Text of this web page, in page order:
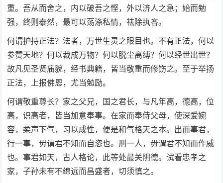
重。吾从而舍之，内以破吾之悭，外以济人之急；始而勉
强，终则泰然，最可以荡涤私情，祛除执吝。
何谓护持正法？法者，万世生灵之眼目也。不有正法，何以
参赞天地？何以裁成万物？何以脱尘离缚？何以经世出世？
故凡见圣贤庙貌，经书典籍，皆当敬重而修饬之。至于举扬
正法，上报佛恩，尤当勉励。
何谓敬重尊长？家之父兄，国之君长，与凡年高，德高，位
高，识高者，皆当加意奉事。在家而奉侍父母，使深爱婉
容，柔声下气，习以成性，便是和气格天之本。出而事君，
行一事，毋谓君不知而自恣也。刑一人，毋谓君不知而作威
也。事君如天，古人格论，此等处最关阴德。试看忠孝之
家，子孙未有不绵远而昌盛者，切须慎之。